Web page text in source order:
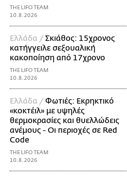
THE LIFO TEAM
10.8.2026
Ελλάδα /Σκιάθος: 15χρονος
κατήγγειλε σεξουαλική
κακοποίηση από 17χρονο
THE LIFO TEAM
10.8.2026
Ελλάδα /Φωτιές: Εκρηκτικό
«κοκτέιλ» με υψηλές
θερμοκρασίες και θυελλώδεις
ανέμους - Οι περιοχές σε Red
Code
THE LIFO TEAM
10.8.2026